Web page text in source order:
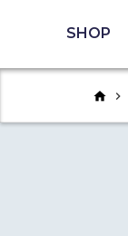
SHOP
home chevron_right